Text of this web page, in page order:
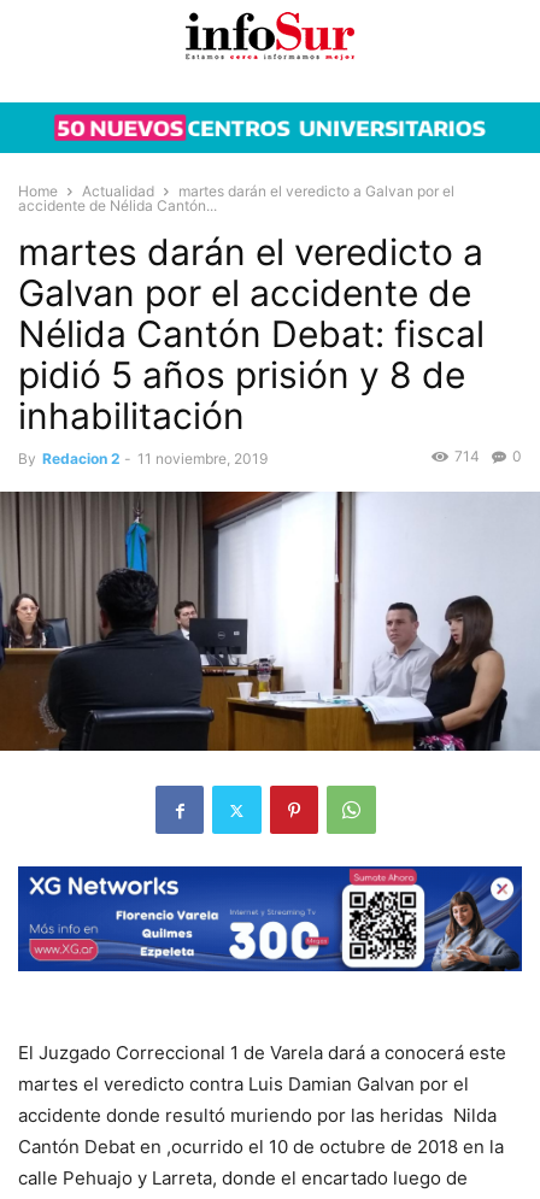
Home Actualidad
martes darán el veredicto a Galvan por el
accidente de Nélida Cantón...
martes darán el veredicto a
Galvan por el accidente de
Nélida Cantón Debat: fiscal
pidió 5 años prisión y 8 de
inhabilitación
By Redacion 2 - 11 noviembre, 2019 0
714
El Juzgado Correccional 1 de Varela dará a conocerá este
martes el veredicto contra Luis Damian Galvan por el
accidente donde resultó muriendo por las heridas Nilda
Cantón Debat en ,ocurrido el 10 de octubre de 2018 en la
calle Pehuajo y Larreta, donde el encartado luego de